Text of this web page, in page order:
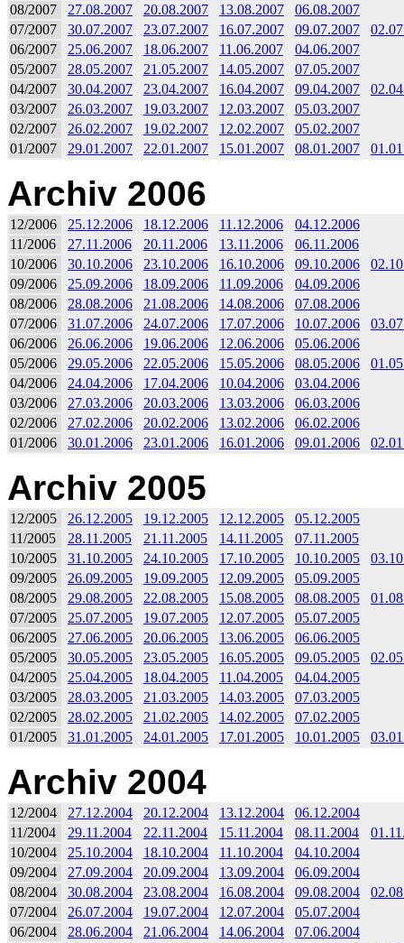
08/2007
27.08.2007 20.08.2007 13.08.2007
06.08.2007
07/2007
30.07.2007 23.07.2007 16.07.2007 09.07.2007
06/2007
25.06.2007 18.06.2007 11.06.2007
04.06.2007
05/2007
28.05.2007 21.05.2007 14.05.2007
07.05.2007
04/2007
30.04.2007 23.04.2007 16.04.2007 09.04.2007
03/2007
26.03.2007 19.03.2007 12.03.2007
05.03.2007
02/2007
26.02.2007 19.02.2007 12.02.2007
05.02.2007
01/2007
29.01.2007 22.01.2007 15.01.2007 08.01.2007
Archiv 2006
12/2006 25.12.2006 18.12.2006 11.12.2006
04.12.2006
11/2006
27.11.2006 20.11.2006 13.11.2006
06.11.2006
10/2006
30.10.2006 23.10.2006 16.10.2006 09.10.2006
09/2006
25.09.2006 18.09.2006 11.09.2006
04.09.2006
08/2006
28.08.2006 21.08.2006 14.08.2006
07.08.2006
07/2006
31.07.2006 24.07.2006 17.07.2006 10.07.2006
06/2006
26.06.2006 19.06.2006 12.06.2006
05.06.2006
05/2006
29.05.2006 22.05.2006 15.05.2006 08.05.2006
04/2006
24.04.2006 17.04.2006 10.04.2006
03.04.2006
03/2006
27.03.2006 20.03.2006 13.03.2006
06.03.2006
02/2006
27.02.2006 20.02.2006 13.02.2006
06.02.2006
01/2006
30.01.2006 23.01.2006 16.01.2006 09.01.2006
Archiv 2005
12/2005 26.12.2005 19.12.2005 12.12.2005
05.12.2005
11/2005
28.11.2005 21.11.2005 14.11.2005
07.11.2005
10/2005
31.10.2005 24.10.2005 17.10.2005 10.10.2005
09/2005
26.09.2005 19.09.2005 12.09.2005
05.09.2005
08/2005
29.08.2005 22.08.2005 15.08.2005 08.08.2005
07/2005
25.07.2005 19.07.2005 12.07.2005
05.07.2005
06/2005
27.06.2005 20.06.2005 13.06.2005
06.06.2005
05/2005
30.05.2005 23.05.2005 16.05.2005 09.05.2005
04/2005
25.04.2005 18.04.2005 11.04.2005
04.04.2005
03/2005
28.03.2005 21.03.2005 14.03.2005
07.03.2005
02/2005
28.02.2005 21.02.2005 14.02.2005
07.02.2005
01/2005
31.01.2005 24.01.2005 17.01.2005 10.01.2005
Archiv 2004
12/2004 27.12.2004 20.12.2004 13.12.2004
06.12.2004
11/2004
29.11.2004 22.11.2004 15.11.2004 08.11.2004
10/2004
25.10.2004 18.10.2004 11.10.2004
04.10.2004
09/2004
27.09.2004 20.09.2004 13.09.2004
06.09.2004
08/2004
30.08.2004 23.08.2004 16.08.2004 09.08.2004
07/2004
26.07.2004 19.07.2004 12.07.2004
05.07.2004
06/2004
28.06.2004 21.06.2004 14.06.2004
07.06.2004